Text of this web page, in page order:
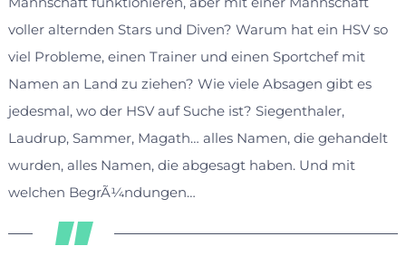
voller alternden Stars und Diven? Warum hat ein HSV so
viel Probleme, einen Trainer und einen Sportchef mit
Namen an Land zu ziehen? Wie viele Absagen gibt es
jedesmal, wo der HSV auf Suche ist? Siegenthaler,
Laudrup, Sammer, Magath… alles Namen, die gehandelt
wurden, alles Namen, die abgesagt haben. Und mit
welchen BegrÃ¼ndungen…